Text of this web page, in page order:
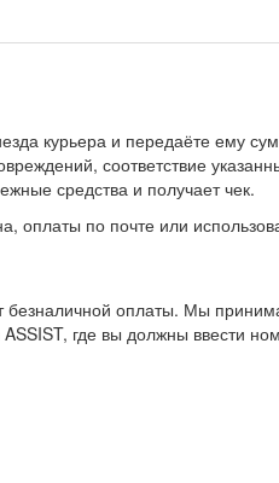
курьера и передаёте ему
соответствие
средства и получает чек.
оплаты по почте или
оплаты. Мы
где вы должны ввести